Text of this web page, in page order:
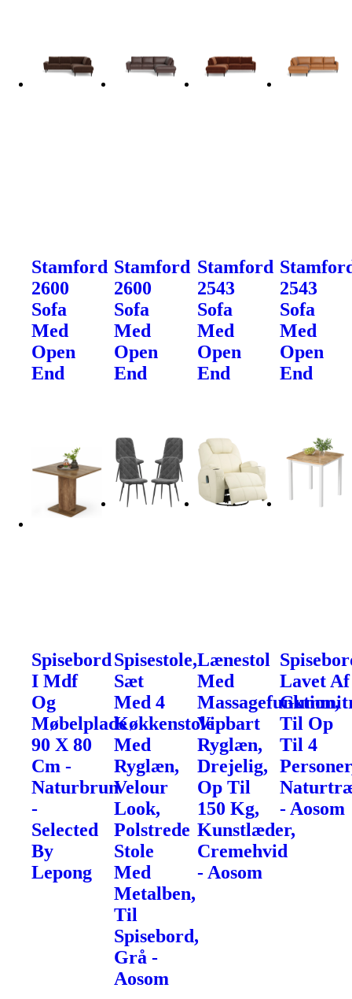
Stamford
2600
Sofa
Med
Open
End
Stamford
2600
Sofa
Med
Open
End
Stamford
2543
Sofa
Med
Open
End
2543
Sofa
Med
Open
End
Spisebord
I Mdf
Og
Møbelplade
90 X 80
Cm -
Naturbrun
-
Selected
By
Lepong
Spisestole,
Sæt
Med 4
Køkkenstole
Med
Ryglæn,
Velour
Look,
Polstrede
Stole
Med
Metalben,
Til
Spisebord,
Grå -
Aosom
Lænestol
Med
Massagefunktion,
Vipbart
Ryglæn,
Drejelig,
Op Til
150 Kg,
Kunstlæder,
Cremehvid
- Aosom
Lavet Af
Til Op
Til 4
- Aosom